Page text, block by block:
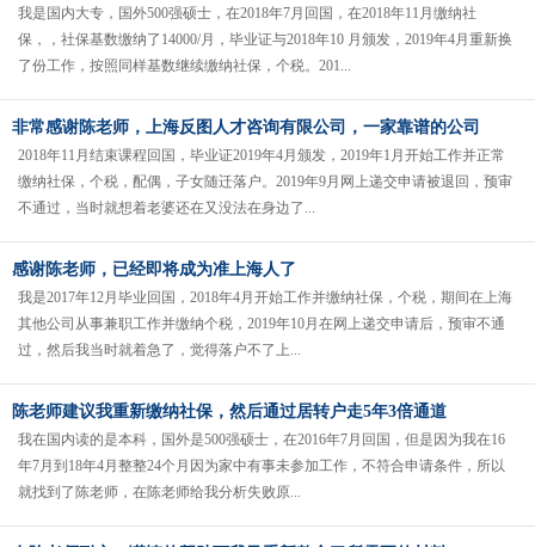
我是国内大专，国外500强硕士，在2018年7月回国，在2018年11月缴纳社
保，，社保基数缴纳了14000/月，毕业证与2018年10 月颁发，2019年4月重新换
了份工作，按照同样基数继续缴纳社保，个税。201...
非常感谢陈老师，上海反图人才咨询有限公司，一家靠谱的公司
2018年11月结束课程回国，毕业证2019年4月颁发，2019年1月开始工作并正常
缴纳社保，个税，配偶，子女随迁落户。2019年9月网上递交申请被退回，预审
不通过，当时就想着老婆还在又没法在身边了...
感谢陈老师，已经即将成为准上海人了
我是2017年12月毕业回国，2018年4月开始工作并缴纳社保，个税，期间在上海
其他公司从事兼职工作并缴纳个税，2019年10月在网上递交申请后，预审不通
过，然后我当时就着急了，觉得落户不了上...
陈老师建议我重新缴纳社保，然后通过居转户走5年3倍通道
我在国内读的是本科，国外是500强硕士，在2016年7月回国，但是因为我在16
年7月到18年4月整整24个月因为家中有事未参加工作，不符合申请条件，所以
就找到了陈老师，在陈老师给我分析失败原...